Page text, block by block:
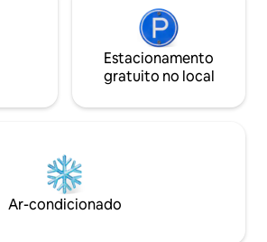
Estacionamento
gratuito no local
Ar-condicionado